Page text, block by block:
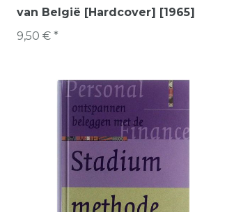
van België [Hardcover] [1965]
9,50 € *